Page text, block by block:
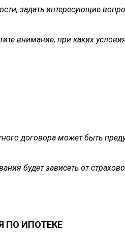
задать интересующие
внимание, при каких
договора может быть
будет зависеть от
ПО ИПОТЕКЕ